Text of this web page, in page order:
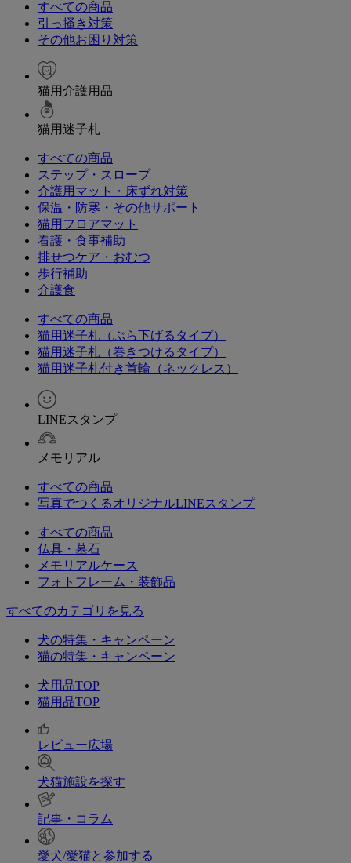
すべての商品
引っ掻き対策
その他お困り対策
猫用介護用品
猫用迷子札
すべての商品
ステップ・スロープ
介護用マット・床ずれ対策
保温・防寒・その他サポート
猫用フロアマット
看護・食事補助
排せつケア・おむつ
歩行補助
介護食
すべての商品
猫用迷子札（ぶら下げるタイプ）
猫用迷子札（巻きつけるタイプ）
猫用迷子札付き首輪（ネックレス）
LINEスタンプ
メモリアル
すべての商品
写真でつくるオリジナルLINEスタンプ
すべての商品
仏具・墓石
メモリアルケース
フォトフレーム・装飾品
すべてのカテゴリを見る
犬の特集・キャンペーン
猫の特集・キャンペーン
犬用品TOP
猫用品TOP
レビュー広場
犬猫施設を探す
記事・コラム
愛犬/愛猫と参加する